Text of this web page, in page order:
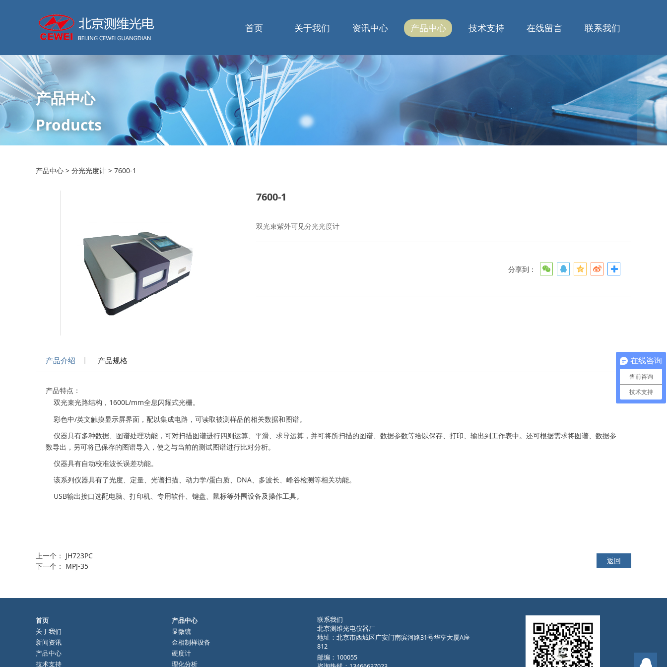
首页 关于我们 资讯中心 产品中心 技术支持 在线留言 联系我们
产品中心
Products
7600-1
产品中心 > 分光光度计 > 7600-1
7600-1
双光束紫外可见分光光度计
分享到：
产品介绍 产品规格
产品特点：
双光束光路结构，1600L/mm全息闪耀式光栅。
彩色中/英文触摸显示屏界面，配以集成电路，可读取被测样品的相关数据和图谱。
仪器具有多种数据、图谱处理功能，可对扫描图谱进行四则运算、平滑、求导运算，并可将所扫描的图谱、数据参数等给以保存、打印、输出到工作表中。还可根据需求将图谱、数据参
数导出，另可将已保存的图谱导入，使之与当前的测试图谱进行比对分析。
仪器具有自动校准波长误差功能。
该系列仪器具有了光度、定量、光谱扫描、动力学/蛋白质、DNA、多波长、峰谷检测等相关功能。
USB输出接口选配电脑、打印机、专用软件、键盘、鼠标等外围设备及操作工具。
上一个： JH723PC
下一个： MPJ-35
返回
首页
关于我们
新闻资讯
产品中心
技术支持
产品中心
显微镜
金相制样设备
硬度计
理化分析
联系我们
北京测维光电仪器厂
地址：北京市西城区广安门南滨河路31号华亨大厦A座
812
邮编：100055
在线咨询
售前咨询
技术支持